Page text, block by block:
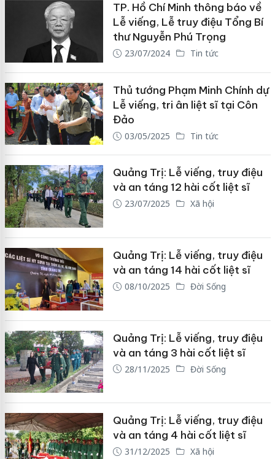
TP. Hồ Chí Minh thông báo về
Lễ viếng, Lễ truy điệu Tổng Bí
thư Nguyễn Phú Trọng
23/07/2024 Tin tức
Thủ tướng Phạm Minh Chính dự
Lễ viếng, tri ân liệt sĩ tại Côn
Đảo
03/05/2025 Tin tức
Quảng Trị: Lễ viếng, truy điệu
và an táng 12 hài cốt liệt sĩ
23/07/2025 Xã hội
Quảng Trị: Lễ viếng, truy điệu
và an táng 14 hài cốt liệt sĩ
08/10/2025 Đời Sống
Quảng Trị: Lễ viếng, truy điệu
và an táng 3 hài cốt liệt sĩ
28/11/2025 Đời Sống
Quảng Trị: Lễ viếng, truy điệu
và an táng 4 hài cốt liệt sĩ
31/12/2025 Xã hội